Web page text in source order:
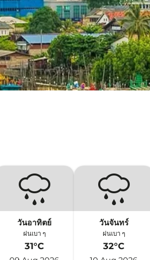
วันอาทิตย์
ฝนเบา ๆ
31°C
วันจันทร์
ฝนเบา ๆ
32°C